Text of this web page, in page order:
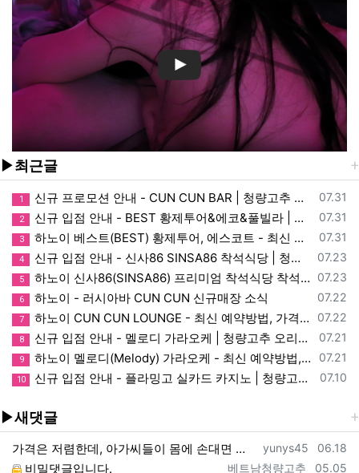
▶최근글
등록일
07.31
1 신규 프로모션 안내 - CUN CUN BAR | 청량고추 오리지널 소식
등록일
07.31
2 신규 입점 안내 - BEST 황제투어&에코&풀빌라 | 청량고추 오리지널 소식
등록일
07.31
3 하노이 베스트(BEST) 황제투어, 에스코트 - 최신 예약방법, 가격, 매장정보, 이용, 할인 안내
등록일
07.23
4 신규 입점 안내 - 신사86 SINSA86 착석식당 | 청량고추 오리지널 소식
등록일
07.23
5 하노이 신사86(SINSA86) 프리미엄 착석식당 착석바 - 최신 예약방법, 가격, 매장, 이용, 할인 정보
등록일
07.22
6 하노이 - 러시아바 CUN CUN 신규매장 소식
등록일
07.22
7 하노이 CUN CUN LOUNGE - 최신 예약방법, 가격, 매장정보, 이용안내
등록일
07.21
8 신규 입점 안내 - 멜로디 가라오케 | 청량고추 오리지널 소식
등록일
07.21
9 하노이 멜로디(Melody) 가라오케 - 최신 예약방법, 가격, 매장, 이용, 할인 정보
등록일
07.10
10 신규 입점 안내 - 플라밍고 실카드 카지노 | 청량고추 오리지널 소식
▶새댓글
등록자
yunys45 등록일
06.18
가격은 저렴한데, 아가씨들이 몸에 손대면 질색합니다. 손톱 손질,면도도 기분따라 할때도 있고안하고 넘어갈때가 많아요. 표기는 입,손 되어…
등록자
베트남청량고추 등록일
05.05
비밀댓글입니다.